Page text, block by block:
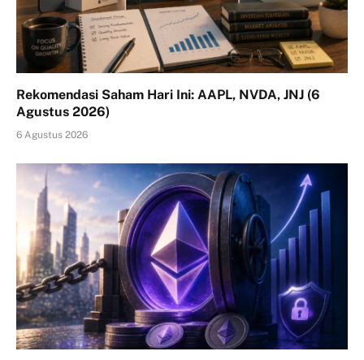
Rekomendasi Saham Hari Ini: AAPL, NVDA, JNJ (6
Agustus 2026)
6 Agustus 2026